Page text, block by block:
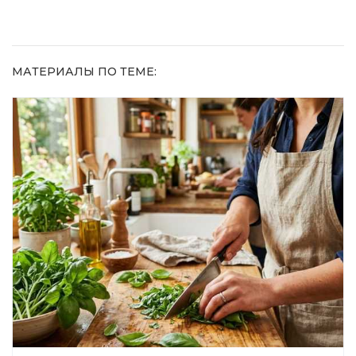
МАТЕРИАЛЫ ПО ТЕМЕ: